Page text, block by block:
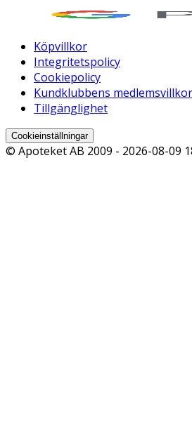
Köpvillkor
Integritetspolicy
Cookiepolicy
Kundklubbens medlemsvillkor
Tillgänglighet
Cookieinställningar
© Apoteket AB 2009 - 2026-08-09